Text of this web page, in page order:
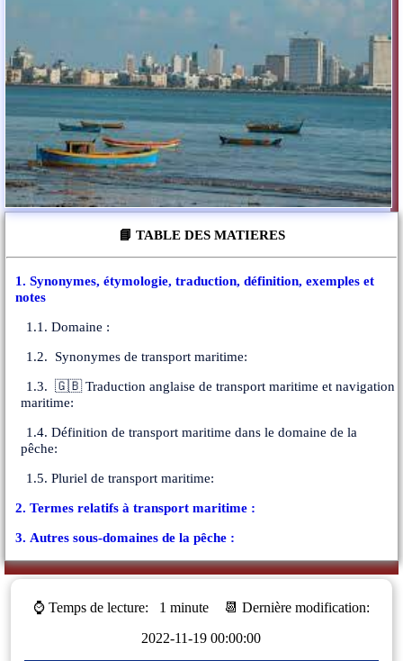
📘 TABLE DES MATIERES
1. Synonymes, étymologie, traduction, définition, exemples et
notes
1.1. Domaine :
1.2. Synonymes de transport maritime:
1.3. 🇬🇧 Traduction anglaise de transport maritime et navigation
maritime:
1.4. Définition de transport maritime dans le domaine de la
pêche:
1.5. Pluriel de transport maritime:
2. Termes relatifs à transport maritime :
3. Autres sous-domaines de la pêche :
⌚ Temps de lecture: 1 minute
📆 Dernière modification:
2022-11-19 00:00:00